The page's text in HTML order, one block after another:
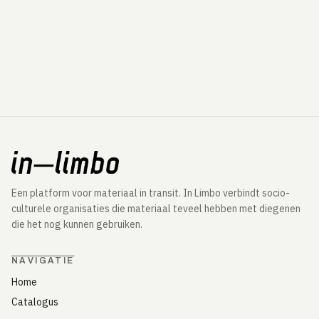
Een platform voor materiaal in transit. In Limbo verbindt socio-
culturele organisaties die materiaal teveel hebben met diegenen
die het nog kunnen gebruiken.
NAVIGATIE
Home
Catalogus